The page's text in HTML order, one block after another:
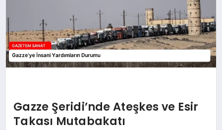
Gazze Şeridi’nde Ateşkes ve Esir
Takası Mutabakatı